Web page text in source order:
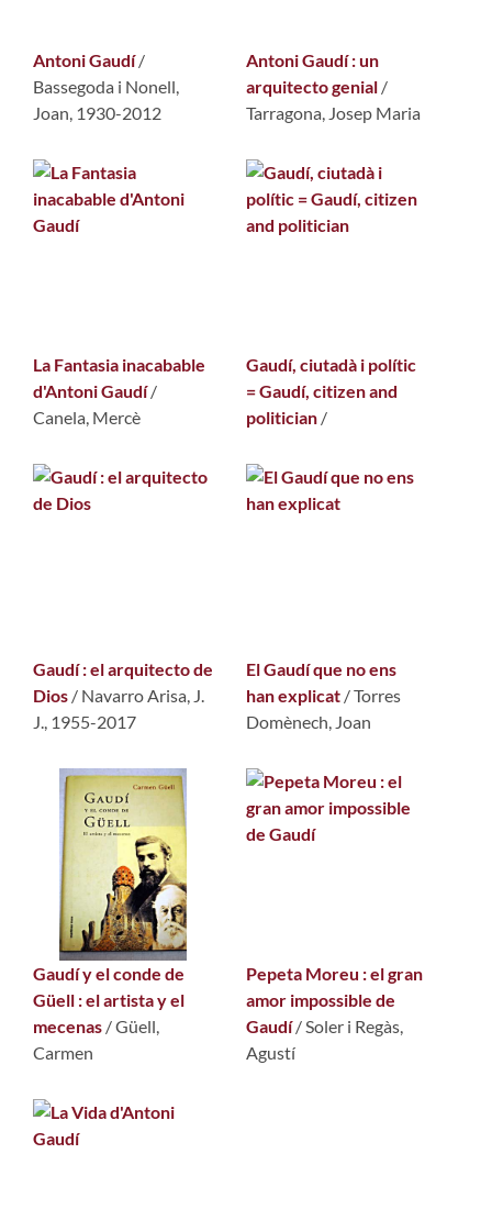
Antoni Gaudí/
Bassegoda i Nonell,
Joan, 1930-2012
Antoni Gaudí : un
arquitecto genial /
Tarragona, Josep Maria
La Fantasia inacabable
d'Antoni Gaudí/
Canela, Mercè
Gaudí, ciutadà i polític
= Gaudí, citizen and
politician /
Gaudí : el arquitecto de
Dios / Navarro Arisa, J.
J., 1955-2017
El Gaudí que no ens
han explicat /Torres
Domènech, Joan
Gaudí y el conde de
Güell : el artista y el
mecenas /Güell,
Carmen
Pepeta Moreu : el gran
amor impossible de
Gaudí/Soler i Regàs,
Agustí